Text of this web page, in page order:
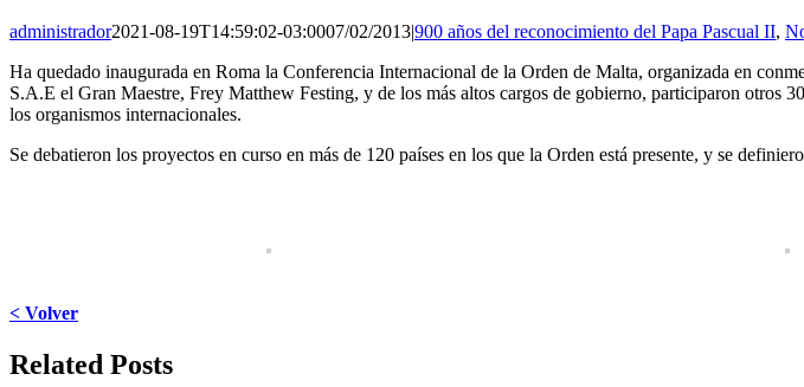
administrador2021-08-19T14:59:02-03:0007/02/2013|900 años del reconocimiento del Papa Pascual II,
Ha quedado inaugurada en Roma la Conferencia Internacional de la Orden de Malta, organizada en
S.A.E el Gran Maestre, Frey Matthew Festing, y de los más altos cargos de gobierno, participaron otros
los organismos internacionales.
Se debatieron los proyectos en curso en más de 120 países en los que la Orden está presente, y se
< Volver
Facebook
X
LinkedIn
WhatsApp
Pinterest
Email
Related Posts